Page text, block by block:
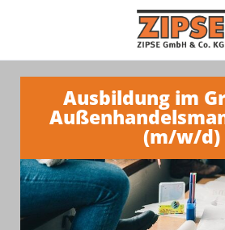
Ausbildung im
(m/w/d)